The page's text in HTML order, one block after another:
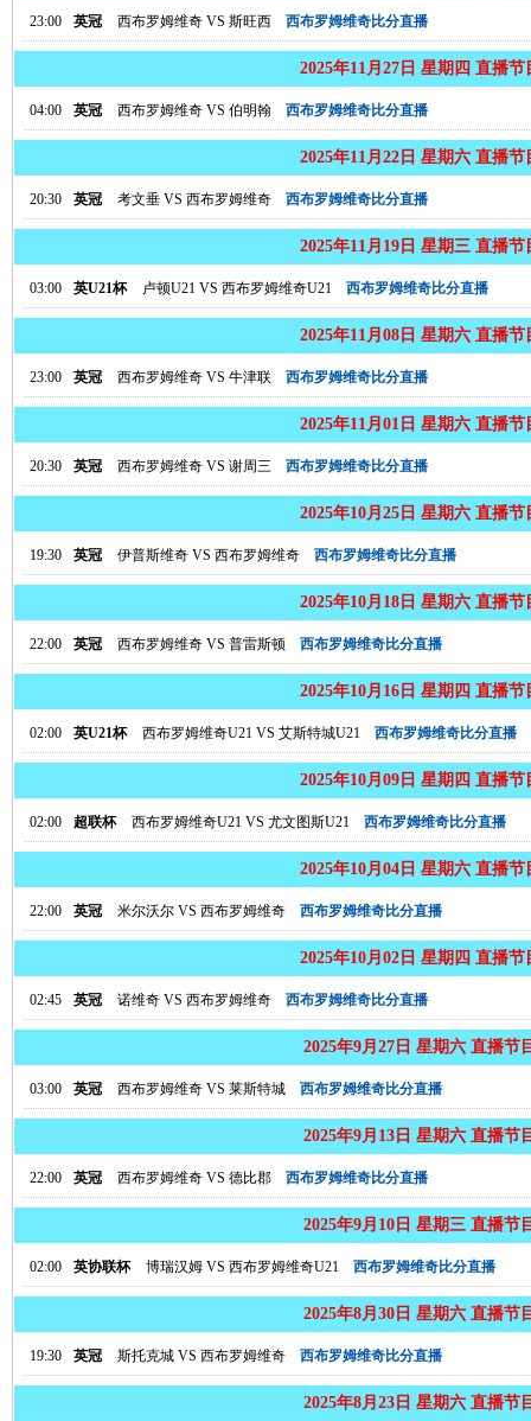
23:00 英冠 西布罗姆维奇 VS 斯旺西 西布罗姆维奇比分直播
2025年11月27日 星期四 直播节
04:00 英冠 西布罗姆维奇 VS 伯明翰 西布罗姆维奇比分直播
2025年11月22日 星期六 直播节
20:30 英冠 考文垂 VS 西布罗姆维奇 西布罗姆维奇比分直播
2025年11月19日 星期三 直播节
03:00 英U21杯 卢顿U21 VS 西布罗姆维奇U21 西布罗姆维奇比分直播
2025年11月08日 星期六 直播节
23:00 英冠 西布罗姆维奇 VS 牛津联 西布罗姆维奇比分直播
2025年11月01日 星期六 直播节
20:30 英冠 西布罗姆维奇 VS 谢周三 西布罗姆维奇比分直播
2025年10月25日 星期六 直播节
19:30 英冠 伊普斯维奇 VS 西布罗姆维奇 西布罗姆维奇比分直播
2025年10月18日 星期六 直播节
22:00 英冠 西布罗姆维奇 VS 普雷斯顿 西布罗姆维奇比分直播
2025年10月16日 星期四 直播节
02:00 英U21杯 西布罗姆维奇U21 VS 艾斯特城U21 西布罗姆维奇比分直播
2025年10月09日 星期四 直播节
02:00 超联杯 西布罗姆维奇U21 VS 尤文图斯U21 西布罗姆维奇比分直播
2025年10月04日 星期六 直播节
22:00 英冠 米尔沃尔 VS 西布罗姆维奇 西布罗姆维奇比分直播
2025年10月02日 星期四 直播节
02:45 英冠 诺维奇 VS 西布罗姆维奇 西布罗姆维奇比分直播
2025年9月27日 星期六 直播节
03:00 英冠 西布罗姆维奇 VS 莱斯特城 西布罗姆维奇比分直播
2025年9月13日 星期六 直播节
22:00 英冠 西布罗姆维奇 VS 德比郡 西布罗姆维奇比分直播
2025年9月10日 星期三 直播节
02:00 英协联杯 博瑞汉姆 VS 西布罗姆维奇U21 西布罗姆维奇比分直播
2025年8月30日 星期六 直播节
19:30 英冠 斯托克城 VS 西布罗姆维奇 西布罗姆维奇比分直播
2025年8月23日 星期六 直播节